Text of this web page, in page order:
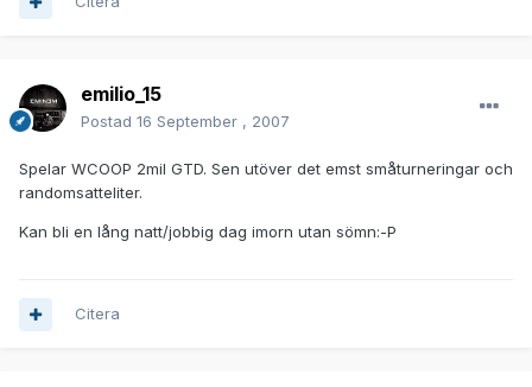
emilio_15
Postad 16 September , 2007
Spelar WCOOP 2mil GTD. Sen utöver det emst småturneringar och
randomsatteliter.
Kan bli en lång natt/jobbig dag imorn utan sömn:-P
Citera